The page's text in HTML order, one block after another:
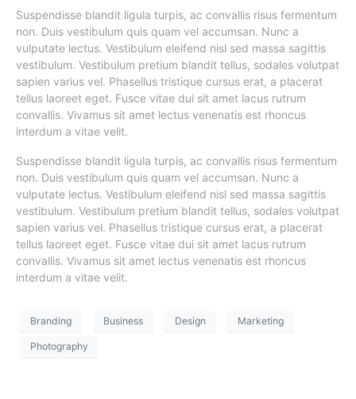
Suspendisse blandit ligula turpis, ac convallis risus fermentum
non. Duis vestibulum quis quam vel accumsan. Nunc a
vulputate lectus. Vestibulum eleifend nisl sed massa sagittis
vestibulum. Vestibulum pretium blandit tellus, sodales volutpat
sapien varius vel. Phasellus tristique cursus erat, a placerat
tellus laoreet eget. Fusce vitae dui sit amet lacus rutrum
convallis. Vivamus sit amet lectus venenatis est rhoncus
interdum a vitae velit.
Suspendisse blandit ligula turpis, ac convallis risus fermentum
non. Duis vestibulum quis quam vel accumsan. Nunc a
vulputate lectus. Vestibulum eleifend nisl sed massa sagittis
vestibulum. Vestibulum pretium blandit tellus, sodales volutpat
sapien varius vel. Phasellus tristique cursus erat, a placerat
tellus laoreet eget. Fusce vitae dui sit amet lacus rutrum
convallis. Vivamus sit amet lectus venenatis est rhoncus
interdum a vitae velit.
Branding Business Design Marketing
Photography